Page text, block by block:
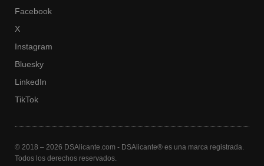
Facebook
X
Instagram
Bluesky
LinkedIn
TikTok
© 2018 – 2026 DSAlicante.com - DSAlicante® es una marca registrada.
Todos los derechos reservados.